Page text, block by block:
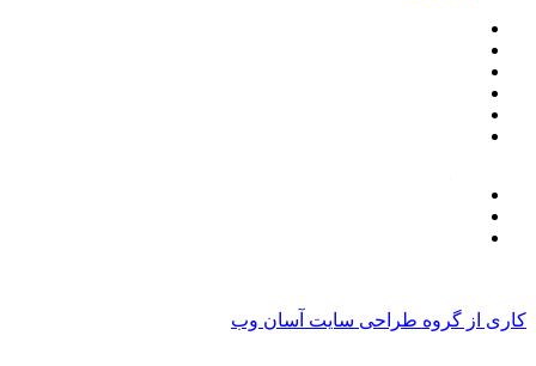
طراحی سایت آسان وب